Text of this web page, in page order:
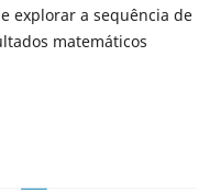
explorar a sequência de
matemáticos